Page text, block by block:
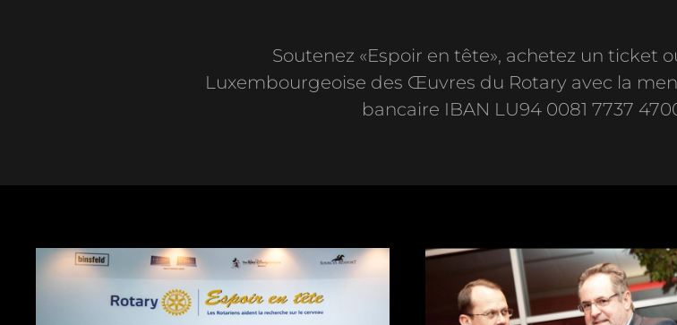
Soutenez «Espoir en tête», achetez un ticket
Luxembourgeoise des Œuvres du Rotary avec la
bancaire IBAN LU94 0081 7737